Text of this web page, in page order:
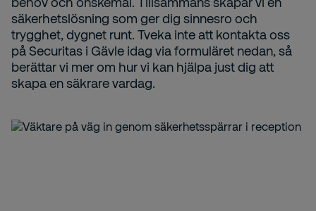
säkerhetslösning som ger dig sinnesro och
trygghet, dygnet runt. Tveka inte att kontakta oss
på Securitas i Gävle idag via formuläret nedan, så
berättar vi mer om hur vi kan hjälpa just dig att
skapa en säkrare vardag.